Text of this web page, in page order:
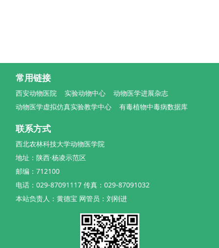
常用链接
西安动物医院 实验动物中心
动物医学进展杂志
动物医学虚拟仿真实验教学中心
有毒植物中毒病数据库
联系方式
西北农林科技大学动物医学院
地址：陕西·杨凌示范区
邮编：712100
电话：029-87091117 传真：029-87091032
本站负责人：黄德宝 网管员：刘刚进